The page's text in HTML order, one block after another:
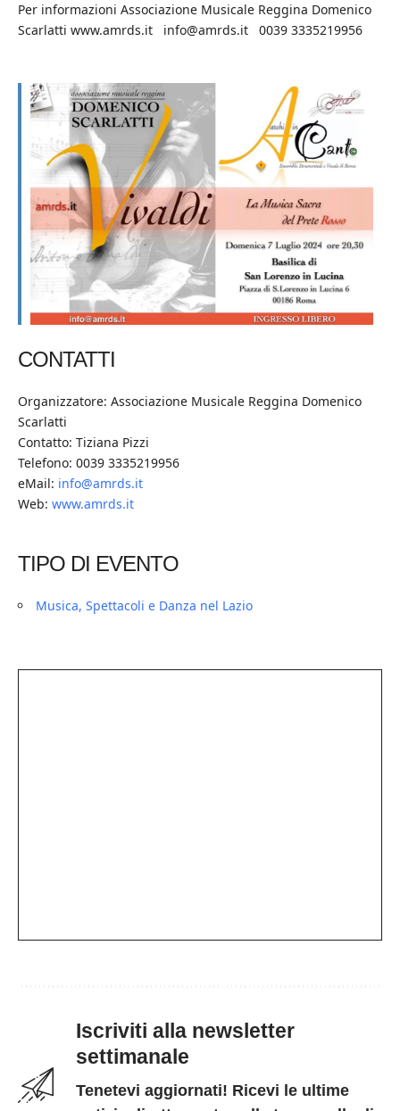
Per informazioni Associazione Musicale Reggina Domenico
Scarlatti www.amrds.it info@amrds.it 0039 3335219956
CONTATTI
Organizzatore: Associazione Musicale Reggina Domenico
Scarlatti
Contatto: Tiziana Pizzi
Telefono: 0039 3335219956
eMail: info@amrds.it
Web: www.amrds.it
TIPO DI EVENTO
Musica, Spettacoli e Danza nel Lazio
Iscriviti alla newsletter
settimanale
Tenetevi aggiornati! Ricevi le ultime